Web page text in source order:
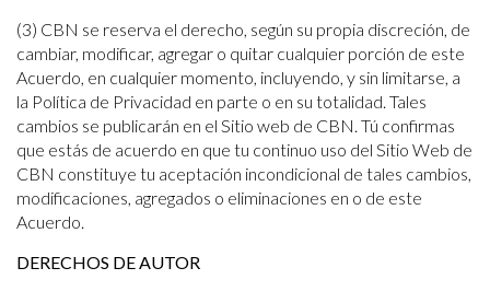
(3) CBN se reserva el derecho, según su propia discreción, de
cambiar, modificar, agregar o quitar cualquier porción de este
Acuerdo, en cualquier momento, incluyendo, y sin limitarse, a
la Política de Privacidad en parte o en su totalidad. Tales
cambios se publicarán en el Sitio web de CBN. Tú confirmas
que estás de acuerdo en que tu continuo uso del Sitio Web de
CBN constituye tu aceptación incondicional de tales cambios,
modificaciones, agregados o eliminaciones en o de este
Acuerdo.
DERECHOS DE AUTOR